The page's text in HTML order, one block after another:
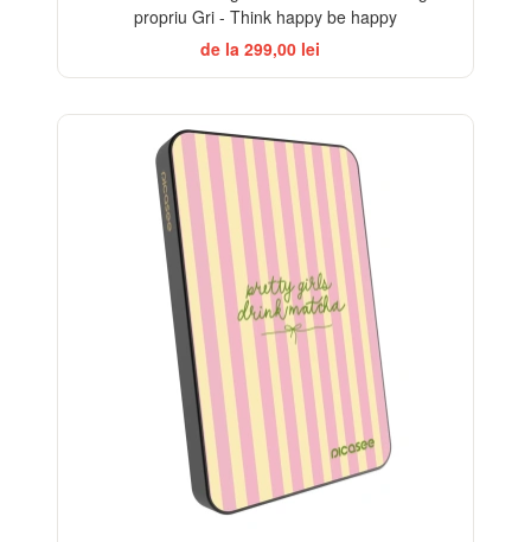
propriu Gri - Think happy be happy
de la 299,00 lei